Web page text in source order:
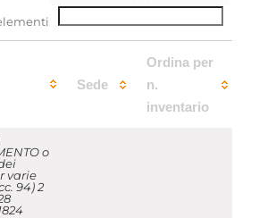
Sede
Ordina per
n.
inventario
o
varie
94) 2